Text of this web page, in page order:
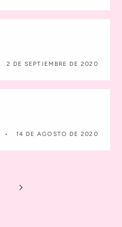
2 DE SEPTIEMBRE DE 2020
14 DE AGOSTO DE 2020